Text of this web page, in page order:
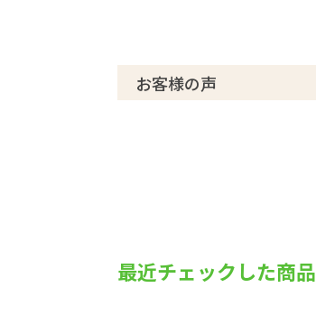
お客様の声
最近チェックした商品